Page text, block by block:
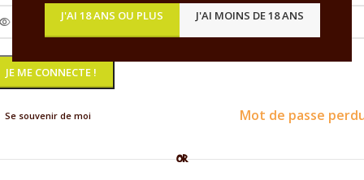
J'AI 18 ANS OU PLUS J'AI MOINS DE 18 ANS
JE ME CONNECTE !
Mot de passe
Se souvenir de moi
OR